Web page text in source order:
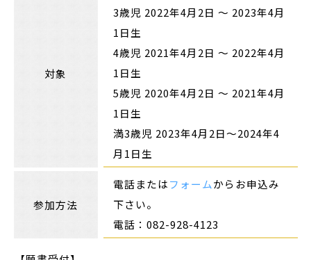
対象
3歳児 2022年4月2日 〜 2023年4月
1日生
4歳児 2021年4月2日 〜 2022年4月
1日生
5歳児 2020年4月2日 〜 2021年4月
1日生
満3歳児 2023年4月2日～2024年4
月1日生
参加方法
電話またはフォームからお申込み
下さい。
電話：082-928-4123